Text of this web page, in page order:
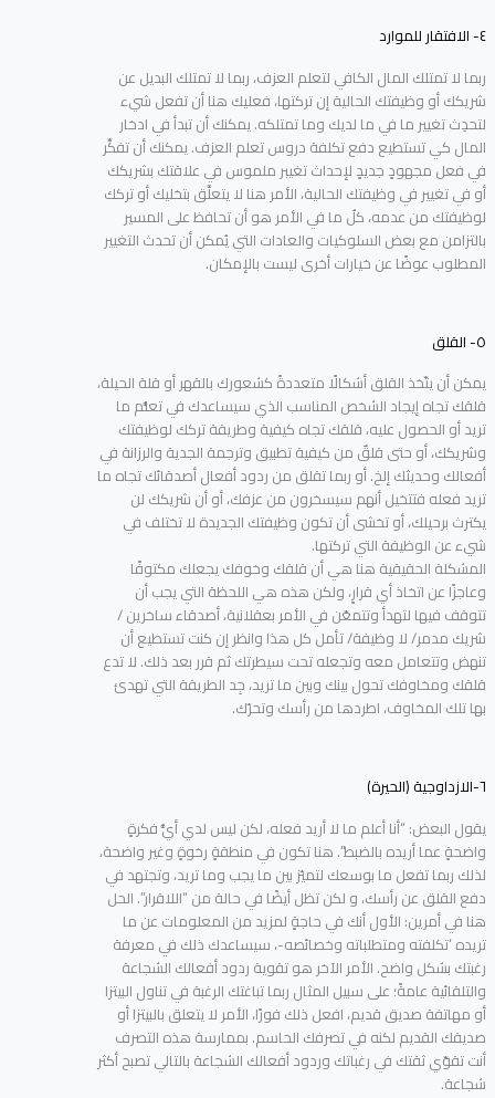
٤- الافتقار للموارد
ربما لا تمتلك المال الكافي لتعلم العزف، ربما لا تمتلك البديل عن
شريكك أو وظيفتك الحالية إن تركتها، فعليك هنا أن تفعل شيء
لتحدِث تغيير ما في ما لديك وما تمتلكه. يمكنك أن تبدأ في ادخار
المال كي تستطيع دفع تكلفة دروس تعلم العزف. يمكنك أن تفكِّر
في فعل مجهودٍ جديدٍ لإحداث تغيبر ملموس في علاقتك بشريكك
أو في تغيير في وظيفتك الحالية، الأمر هنا لا يتعلَّق بتخليك أو تركك
لوظيفتك من عدمه، كلُ ما في الأمر هو أن تحافظ على المسير
بالتزامن مع بعض السلوكيات والعادات التي يُمكن أن تحدث التغيير
المطلوب عوضًا عن خيارات أخرى ليست بالإمكان.
٥- القلق
يمكن أن يتّخذ القلق أشكالًا متعددةً كشعورك بالقهر أو قلة الحيلة،
قلقك تجاه إيجاد الشخص المناسب الذي سيساعدك في تعلُّم ما
تريد أو الحصول عليه، قلقك تجاه كيفية وطريقة تركك لوظيفتك
وشريكك، أو حتى قلقٌ من كيفية تطبيق وترجمة الجدية والرزانة في
أفعالك وحديثك إلخ. أو ربما تقلق من ردود أفعال أصدقائك تجاه ما
تريد فعله فتتخيل أنهم سيسخرون من عزفك، أو أن شريكك لن
يكترث برحيلك، أو تخشى أن تكون وظيفتك الجديدة لا تختلف في
شيء عن الوظيفة التي تركتها.
المشكلة الحقيقية هنا هي أن قلقك وخوفك يجعلك مكتوفًا
وعاجزًا عن اتخاذ أي قرارٍ، ولكن هذه هي اللحظة التي يجب أن
تتوقف فيها لتهدأ وتتمعّن في الأمر بعقلانية، أصدقاء ساخرين /
شريك مدمر/ لا وظيفة/ تأمل كل هذا وانظر إن كنت تستطيع أن
تنهض وتتعامل معه وتجعله تحت سيطرتك ثم قرر بعد ذلك. لا تدع
قلقك ومخاوفك تحول بينك وبين ما تريد، جِد الطريقة التي تهدئ
بها تلك المخاوف، اطردها من رأسك وتحرّك.
٦-الازداوجية (الحيرة)
يقول البعض: “أنا أعلم ما لا أريد فعله، لكن ليس لدي أيُّ فكرةٍ
واضحةٍ عما أريده بالضبط”. هنا تكون في منطقةٍ رخوةٍ وغير واضحة،
لذلك ربما تفعل ما بوسعك لتميّز بين ما يجب وما تريد، وتجتهد في
دفع القلق عن رأسك، و لكن تظل أيضًا في حالة من “اللاقرار”. الحل
هنا في أمرين: الأول أنك في حاجةٍ لمزيد من المعلومات عن ما
تريده ‘تكلفته ومتطلباته وخصائصه-، سيساعدك ذلك في معرفة
رغبتك بشكل واضح. الأمر الآخر هو تقوية ردود أفعالك الشجاعة
والتلقائية عامةً؛ على سبيل المثال ربما تباغتك الرغبة في تناول البيتزا
أو مهاتفة صديق قديم، افعل ذلك فورًا، الأمر لا يتعلق بالبيتزا أو
صديقك القديم لكنه في تصرفك الحاسم. بممارسة هذه التصرف
أنت تقوّي ثقتك في رغباتك وردود أفعالك الشجاعة بالتالي تصبح أكثر
شجاعة.